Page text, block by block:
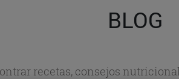
BLOG
recetas, consejos